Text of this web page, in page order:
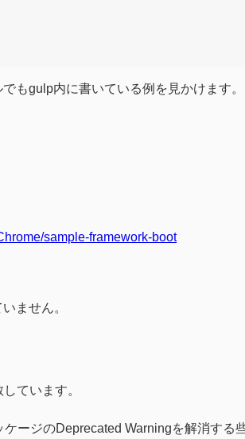
もgulp内に書いている例を見かけます。
sample-framework-boot
ません。
ています。
ージのDeprecated Warningを解消する